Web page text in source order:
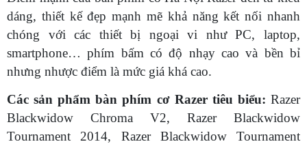
dáng, thiết kế đẹp mạnh mẽ khả năng kết nối nhanh
chóng với các thiết bị ngoại vi như PC, laptop,
smartphone… phím bấm có độ nhạy cao và bền bỉ
nhưng nhược điểm là mức giá khá cao.
Các sản phẩm bàn phím cơ Razer tiêu biểu: Razer
Blackwidow Chroma V2, Razer Blackwidow
Tournament 2014, Razer Blackwidow Tournament